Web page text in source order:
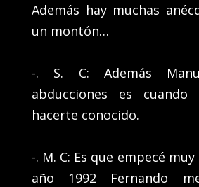
Además hay muchas
un montón…
-. S. C: Además
abducciones es cuando
hacerte conocido.
-. M. C: Es que empecé
año 1992 Fernando